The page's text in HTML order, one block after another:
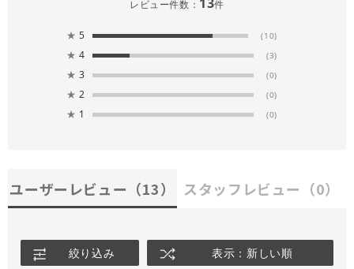
レビュー件数： 13件
★ 5 (10)
★ 4 (3)
★ 3 (0)
★ 2 (0)
★ 1 (0)
ユーザーレビュー （13） スタッフレビュー （0）
絞り込み 表示：新しい順